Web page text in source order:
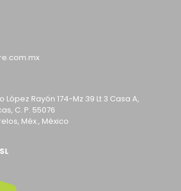
López Rayón 174-Mz 39 Lt 3 Casa A,
C. P. 55076
Méx., México